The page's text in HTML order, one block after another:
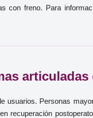
con freno. Para
articuladas
usuarios. Personas
recuperación